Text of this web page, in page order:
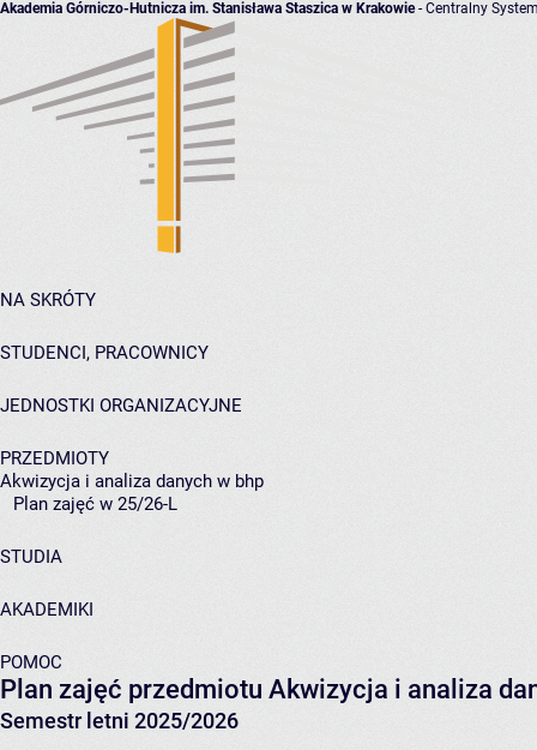
Akademia Górniczo-Hutnicza im. Stanisława Staszica w Krakowie- Centralny
NA SKRÓTY
STUDENCI, PRACOWNICY
JEDNOSTKI ORGANIZACYJNE
PRZEDMIOTY
Akwizycja i analiza danych w bhp
Plan zajęć w 25/26-L
STUDIA
AKADEMIKI
POMOC
Plan zajęć przedmiotu Akwizycja i analiza
Semestr letni 2025/2026